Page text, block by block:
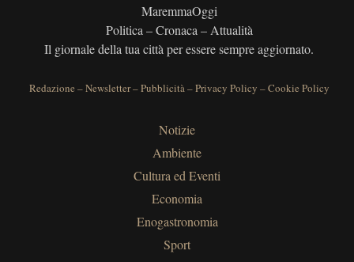
MaremmaOggi
Politica – Cronaca – Attualità
Il giornale della tua città per essere sempre aggiornato.
Redazione –Newsletter–Pubblicità–Privacy Policy –Cookie Policy
Notizie
Ambiente
Cultura ed Eventi
Economia
Enogastronomia
Sport